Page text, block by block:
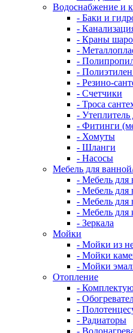
Водоснабжение и
- Баки и
-
- Краны
-
-
-
- Резино-
- Счетчики
- Троса
- Утеплитель
- Фитинги
- Хомуты
- Шланги
- Насосы
Мебель для
- Мебель
- Мебель
- Мебель
- Мебель для
- Зеркала
Мойки
- Мойки из
- Мойки
- Мойки
Отопление
-
-
-
- Радиаторы
-